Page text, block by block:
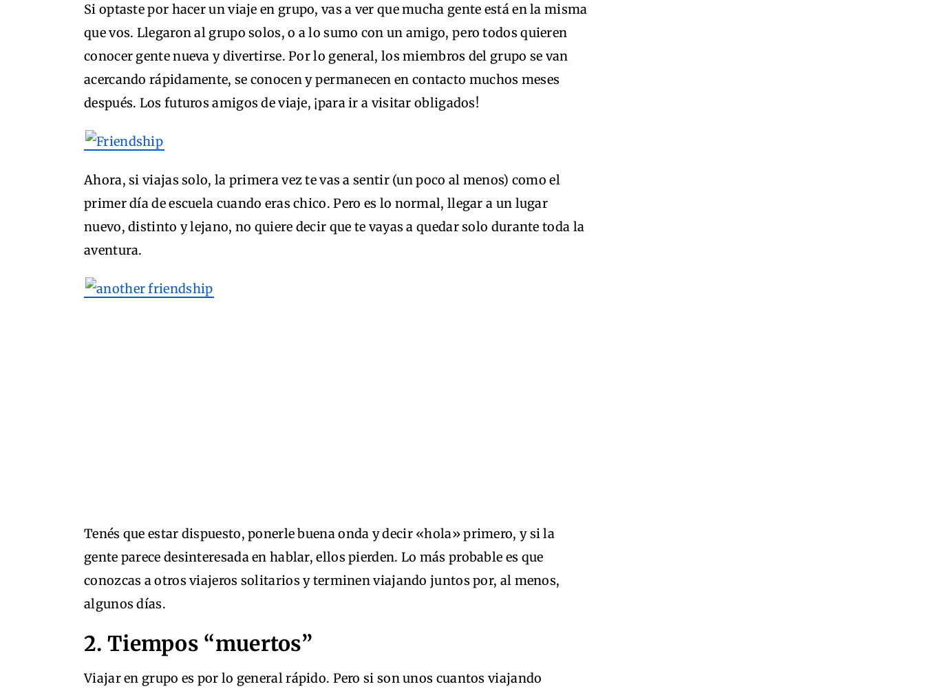
Si optaste por hacer un viaje en grupo, vas a ver que mucha gente está en la misma
que vos. Llegaron al grupo solos, o a lo sumo con un amigo, pero todos quieren
conocer gente nueva y divertirse. Por lo general, los miembros del grupo se van
acercando rápidamente, se conocen y permanecen en contacto muchos meses
después. Los futuros amigos de viaje, ¡para ir a visitar obligados!
Ahora, si viajas solo, la primera vez te vas a sentir (un poco al menos) como el
primer día de escuela cuando eras chico. Pero es lo normal, llegar a un lugar
nuevo, distinto y lejano, no quiere decir que te vayas a quedar solo durante toda la
aventura.
Tenés que estar dispuesto, ponerle buena onda y decir «hola» primero, y si la
gente parece desinteresada en hablar, ellos pierden. Lo más probable es que
conozcas a otros viajeros solitarios y terminen viajando juntos por, al menos,
algunos días.
2. Tiempos “muertos”
Viajar en grupo es por lo general rápido. Pero si son unos cuantos viajando